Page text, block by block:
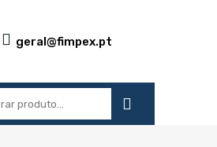
geral@fimpex.pt